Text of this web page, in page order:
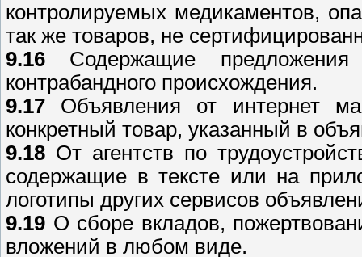
контролируемых медикаментов,
так же товаров, не
9.16 Содержащие предложения
контрабандного происхождения.
9.17 Объявления от интернет
конкретный товар, указанный в
9.18 От агентств по
содержащие в тексте или на
логотипы других сервисов
9.19 О сборе вкладов,
вложений в любом виде.